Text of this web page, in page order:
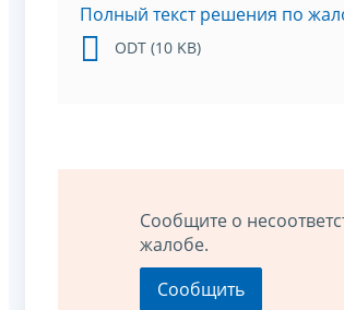
Полный текст решения по
ODT (10 KB)
Сообщите о
жалобе.